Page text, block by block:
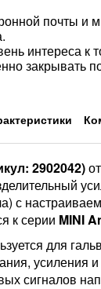
почты и
интереса к
закрывать
2902042)
с
к серии MINI
для
усиления
сигналов